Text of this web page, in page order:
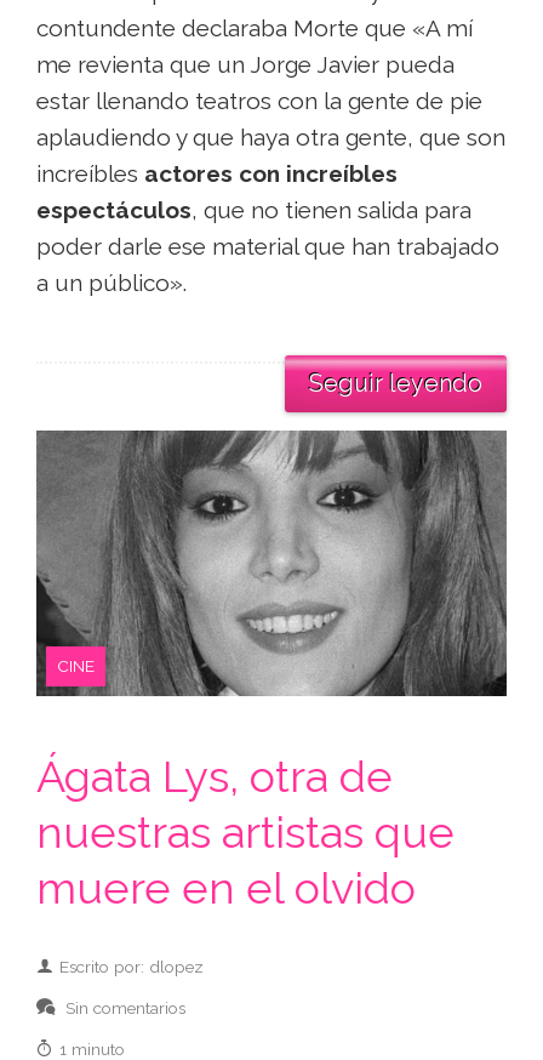
contundente declaraba Morte que «A mí
me revienta que un Jorge Javier pueda
estar llenando teatros con la gente de pie
aplaudiendo y que haya otra gente, que son
increíbles actores con increíbles
espectáculos, que no tienen salida para
poder darle ese material que han trabajado
a un público».
Seguir leyendo
CINE
Ágata Lys, otra de
nuestras artistas que
muere en el olvido
Escrito por: dlopez
Sin comentarios
1 minuto